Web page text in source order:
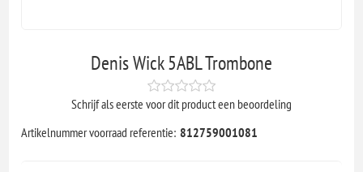
Denis Wick 5ABL Trombone
Schrijf als eerste voor dit product een beoordeling
Artikelnummer voorraad referentie: 812759001081